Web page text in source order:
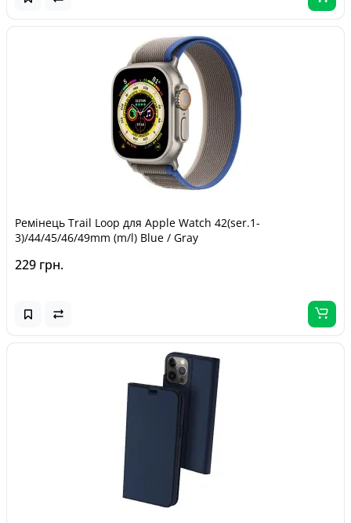
Ремінець Trail Loop для Apple Watch 42(ser.1-
3)/44/45/46/49mm (m/l) Blue / Gray
229 грн.